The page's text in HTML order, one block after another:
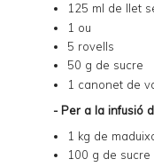
125 ml de llet
1 ou
5 rovells
50 g de sucre
1 canonet de
- Per a la infusió
1 kg de
100 g de sucre